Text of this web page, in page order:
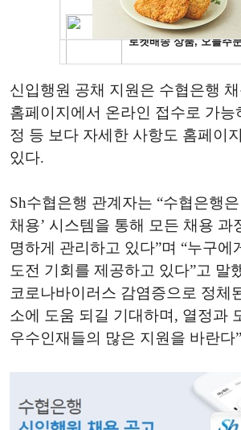
신입행원 공채 지원은 수협은행
홈페이지에서 온라인 접수로 가능
정 등 보다 자세한 사항도 홈페이
있다.
Sh수협은행 관계자는 “수협은행
채용’ 시스템을 통해 모든 채용 과
명하게 관리하고 있다”며 “누구에
도전 기회를 제공하고 있다”고 말
코로나바이러스 감염증으로 정체
소에 도움 되길 기대하며, 열정과
우수인재들의 많은 지원을 바란다